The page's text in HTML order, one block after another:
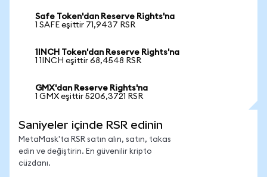
Safe Token'dan Reserve Rights'na
1 SAFE eşittir 71,9437 RSR
1INCH Token'dan Reserve Rights'na
1 1INCH eşittir 68,4548 RSR
GMX'dan Reserve Rights'na
1 GMX eşittir 5206,3721 RSR
Saniyeler içinde RSR edinin
MetaMask'ta RSR satın alın, satın, takas
edin ve değiştirin. En güvenilir kripto
cüzdanı.